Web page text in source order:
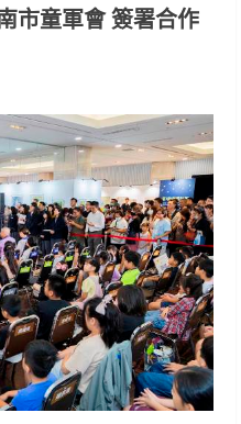
市童軍會 簽署合作